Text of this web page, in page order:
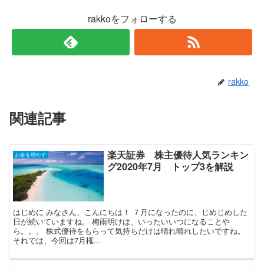
rakkoをフォローする
rakko
関連記事
お金を増やす
楽天証券 株主優待人気ランキン
グ2020年7月 トップ3を解説
はじめに みなさん、こんにちは！ ７月になったのに、じめじめした
日が続いていますね。 梅雨明けは、いったいいつになることや
ら。。。 株式優待をもらって気持ちだけは晴れ晴れしたいですね。
それでは、今回は7月権...